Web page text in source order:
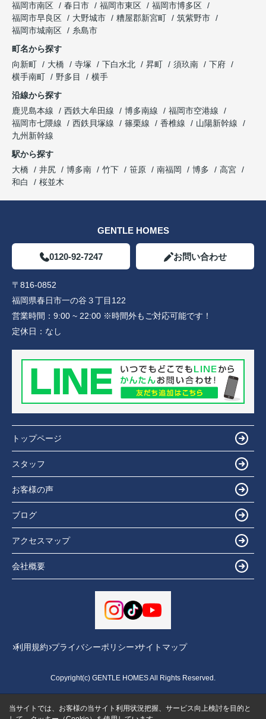
福岡市南区
春日市 福岡市東区
福岡市博多区
福岡市早良区
大野城市 糟屋郡新宮町
筑紫野市
福岡市城南区
糸島市
町名から探す
向新町
大橋 寺塚 下白水北 昇町 須玖南
下府
横手南町
野多目
横手
沿線から探す
鹿児島本線
西鉄大牟田線 博多南線
福岡市空港線
福岡市七隈線
西鉄貝塚線 篠栗線 香椎線
山陽新幹線
九州新幹線
駅から探す
大橋
井尻 博多南 竹下 笹原 南福岡 博多
高宮
和白
桜並木
GENTLE HOMES
0120-92-7247 お問い合わせ
〒816-0852
福岡県春日市一の谷３丁目122
営業時間： 9:00 ~ 22:00 ※時間外もご対応可能です！
定休日： なし
トップページ
スタッフ
お客様の声
ブログ
アクセスマップ
会社概要
利用規約 プライバシーポリシー サイトマップ
Copyright(c) GENTLE HOMES All Rights Reserved.
当サイトでは、お客様の当サイト利用状況把握、サービス向上検討を目的と